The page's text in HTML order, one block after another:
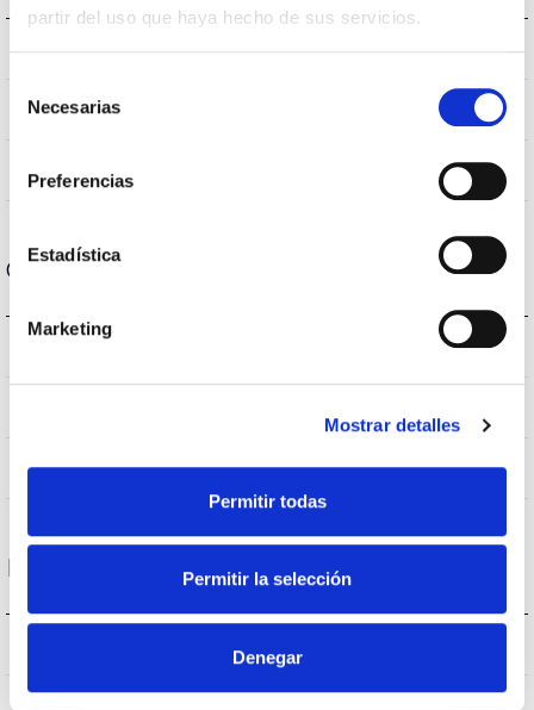
partir del uso que haya hecho de sus servicios.
Necesarias
Preferencias
Estadística
Marketing
Mostrar detalles
Permitir todas
Permitir la selección
Denegar
CRI Índice de repr. cromática 80
Angulo de abertura 125
Carcaça e Acabamento
IP40
Corpo PC
Desempenho